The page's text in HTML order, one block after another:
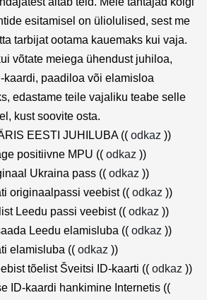
esitamisel on üliolulised, sest me
tarbijat ootama kauemaks kui vaja.
võtate meiega ühendust juhiloa,
kaardi, paadiloa või elamisloa
edastame teile vajaliku teabe selle
kust soovite osta.
EESTI JUHILUBA (( odkaz ))
positiivne MPU (( odkaz ))
Ukraina pass (( odkaz ))
originaalpassi veebist (( odkaz ))
Leedu passi veebist (( odkaz ))
Leedu elamisluba (( odkaz ))
elamisluba (( odkaz ))
tõelist Šveitsi ID-kaarti (( odkaz ))
ID-kaardi hankimine Internetis ((